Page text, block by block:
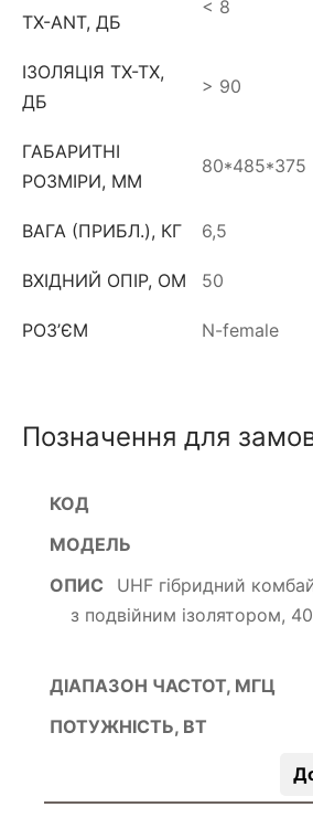
TX-ANT, ДБ
< 8
ІЗОЛЯЦІЯ TX-TX,
ДБ
> 90
ГАБАРИТНІ
РОЗМІРИ, ММ
80*485*375
ВАГА (ПРИБЛ.), КГ 6,5
ВХІДНИЙ ОПІР, ОМ 50
РОЗ’ЄМ N-female
Позначення для
UHF гібридний
з подвійним ізолятором,